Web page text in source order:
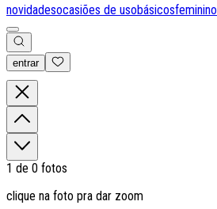
novidadesocasiões de usobásicosfeminino
entrar
1 de 0 fotos
clique na foto pra dar zoom